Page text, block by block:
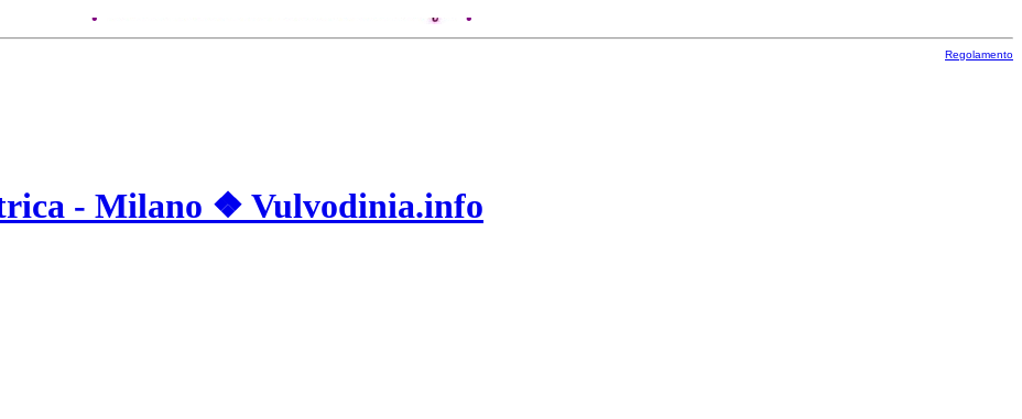
•
- Milano ❖ Vulvodinia.info